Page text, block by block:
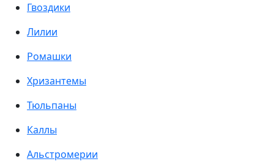
Гвоздики
Лилии
Ромашки
Хризантемы
Тюльпаны
Каллы
Альстромерии